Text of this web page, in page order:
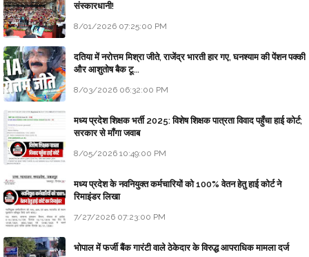
संस्कारधानी!
8/01/2026 07:25:00 PM
दतिया में नरोत्तम मिश्रा जीते, राजेंद्र भारती हार गए, घनश्याम की पेंशन पक्की
और आशुतोष बैक टू...
8/03/2026 06:32:00 PM
मध्य प्रदेश शिक्षक भर्ती 2025: विशेष शिक्षक पात्रता विवाद पहुँचा हाई कोर्ट;
सरकार से माँगा जवाब
8/05/2026 10:49:00 PM
मध्य प्रदेश के नवनियुक्त कर्मचारियों को 100% वेतन हेतु हाई कोर्ट ने
रिमाइंडर लिखा
7/27/2026 07:23:00 PM
भोपाल में फर्जी बैंक गारंटी वाले ठेकेदार के विरुद्ध आपराधिक मामला दर्ज